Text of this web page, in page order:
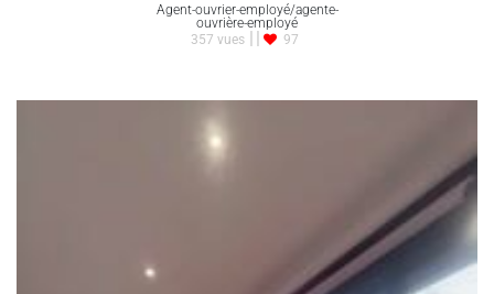
Agent-ouvrier-employé/agente-
ouvrière-employé
357 vues
97